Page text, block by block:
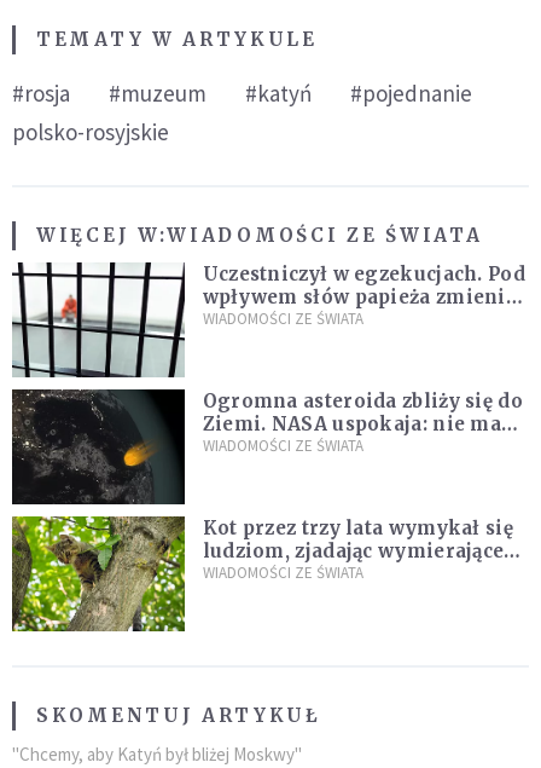
TEMATY W ARTYKULE
#rosja #muzeum #katyń
#pojednanie
polsko-rosyjskie
WIĘCEJ W:WIADOMOŚCI ZE ŚWIATA
Uczestniczył w egzekucjach. Pod
wpływem słów papieża zmienił
zdanie
WIADOMOŚCI ZE ŚWIATA
Ogromna asteroida zbliży się do
Ziemi. NASA uspokaja: nie ma
zagrożenia
WIADOMOŚCI ZE ŚWIATA
Kot przez trzy lata wymykał się
ludziom, zjadając wymierające
kaczki. W końcu popełnił
WIADOMOŚCI ZE ŚWIATA
SKOMENTUJ ARTYKUŁ
"Chcemy, aby Katyń był bliżej Moskwy"